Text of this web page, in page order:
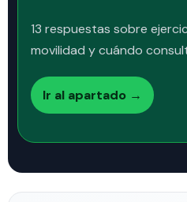
13 respuestas sobre
movilidad y cuándo
Ir al apartado →